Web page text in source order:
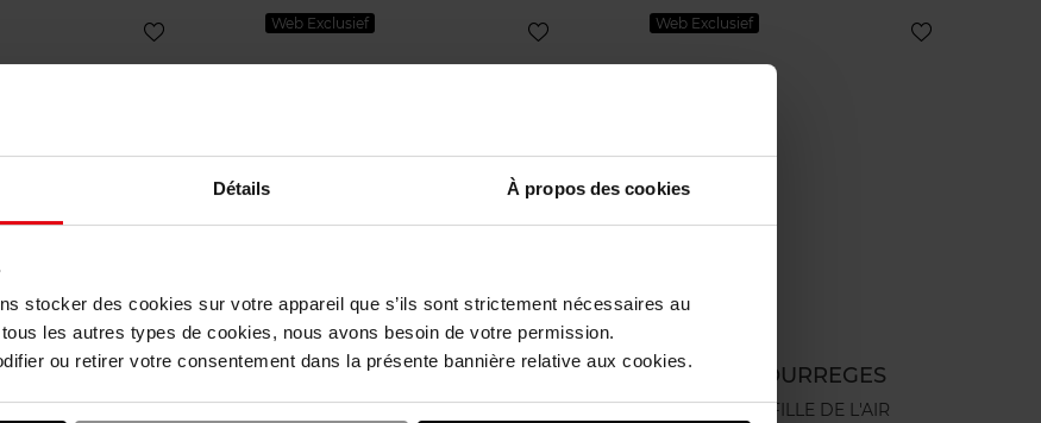
Détails À propos des cookies
stocker des cookies sur votre appareil que s’ils sont strictement nécessaires au
les autres types de cookies, nous avons besoin de votre permission.
ou retirer votre consentement dans la présente bannière relative aux cookies.
Web Exclusief
COURREGES
Web Exclusief
COURREGES
LA FILLE DE L'AIR